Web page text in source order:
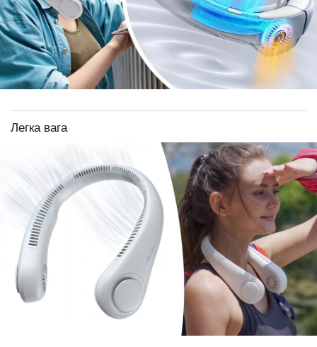
Легка вага